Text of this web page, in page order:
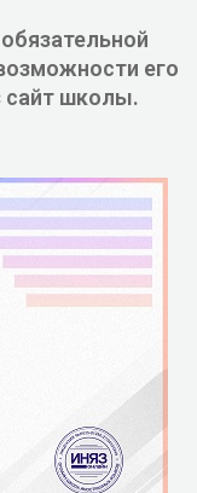
его
сайт школы.